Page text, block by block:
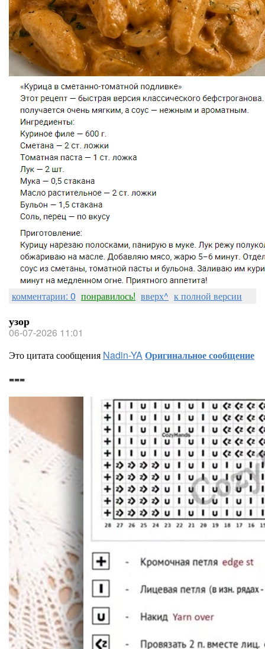
комментарии: 0 понравилось! вверх^ к полной версии
узор
06-07-2026 11:01
Это цитата сообщения Nadin-YAОригинальное сообщение
===